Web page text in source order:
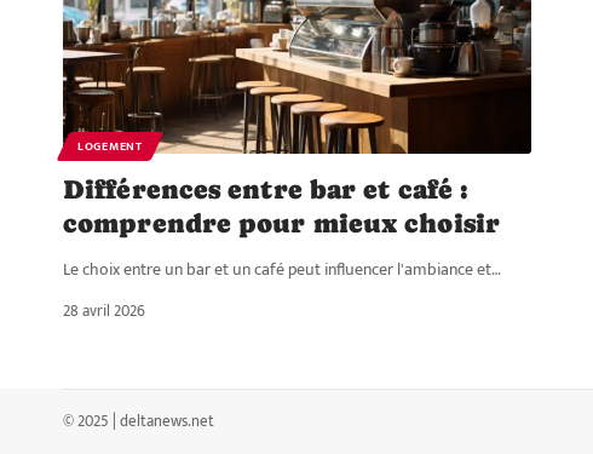
LOGEMENT
Différences entre bar et café :
comprendre pour mieux choisir
Le choix entre un bar et un café peut influencer l'ambiance et…
28 avril 2026
© 2025 | deltanews.net